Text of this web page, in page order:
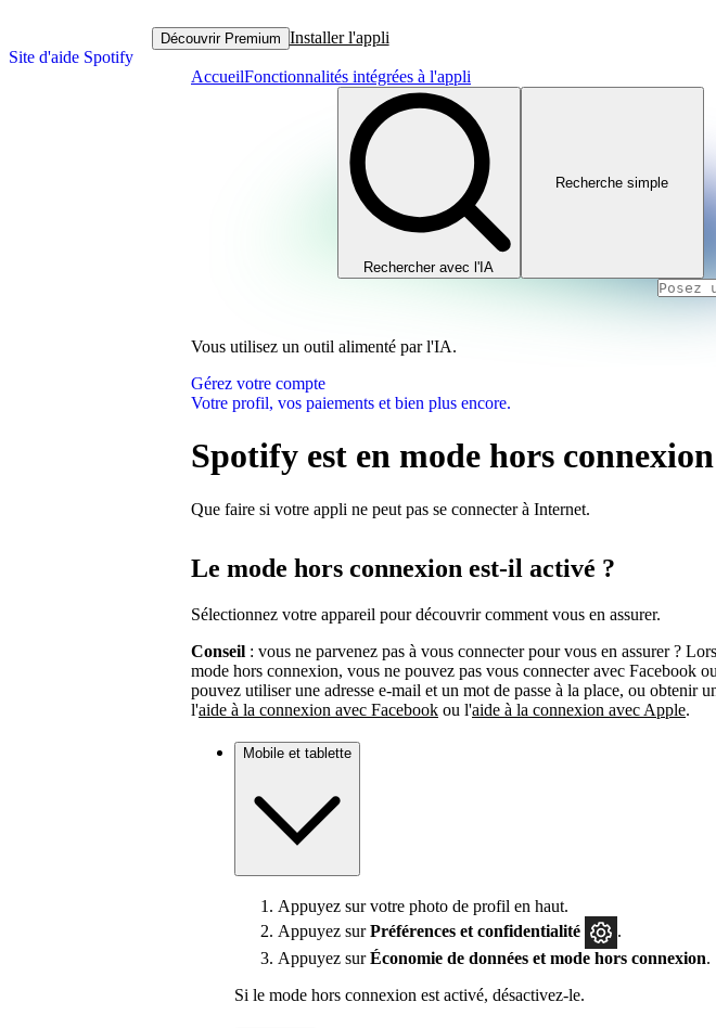
Site d'aide Spotify
Découvrir Premium Installer l'appli
AccueilFonctionnalités intégrées à l'appli
Rechercher avec l'IA
Recherche simple
Vous utilisez un outil alimenté par l'IA.
Gérez votre compte
Votre profil, vos paiements et bien plus encore.
Spotify est en mode hors connexion
Que faire si votre appli ne peut pas se connecter à Internet.
Le mode hors connexion est-il activé ?
Sélectionnez votre appareil pour découvrir comment vous en assurer.
Conseil : vous ne parvenez pas à vous connecter pour vous en assurer ?
mode hors connexion, vous ne pouvez pas vous connecter avec Facebook
pouvez utiliser une adresse e-mail et un mot de passe à la place, ou obtenir
l'aide à la connexion avec Facebook ou l'aide à la connexion avec Apple.
Mobile et tablette
Appuyez sur votre photo de profil en haut.
Appuyez surPréférences et confidentialité
.
Appuyez surÉconomie de données et mode hors connexion.
Si le mode hors connexion est activé, désactivez-le.